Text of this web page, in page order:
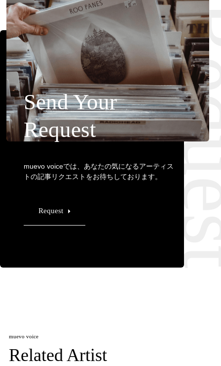
Send Your
Request
muevo voiceでは、あなたの気になるアーティス
トの記事リクエストをお待ちしております。
Request
muevo voice
Related Artist